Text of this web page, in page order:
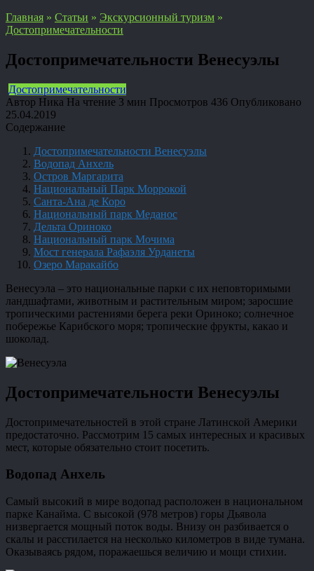
Главная » Статьи » Экскурсионный туризм »
Достопримечательности
Достопримечательности Венесуэлы
Достопримечательности
Автор Ника На чтение 3 мин Просмотров 436 Опубликовано
25.04.2019
Содержание
Достопримечательности Венесуэлы
Водопад Анхель
Остров Маргарита
Национальный Парк Моррокой
Санта-Ана де Коро
Национальный парк Меданос
Дельта Ориноко
Национальный парк Мочима
Мост генерала Рафаэля Урданеты
Озеро Маракайбо
Венесуэла – это национальные парки с их неповторимыми
ландшафтами, животным и растительным миром; заросшие
тропическими растениями берега реки Ориноко; солнечное
побережье Карибского моря; тропические фрукты, какао и
шоколад.
Достопримечательности Венесуэлы
Достопримечательностей в этой стране Латинской Америки
предостаточно. Рассмотрим 15 самых интересных и красивых
мест, которые обязательно стоит посетить.
Водопад Анхель
Самый высокий в мире водопад расположен в национальном
парке Канайма. С высокой (978 метров) горы Дьявола
низвергается мощный поток воды. Внизу он разбивается о
скалы и расстилается на несколько километров в виде тумана.
Оказываясь рядом, поражаешься величию и мощи стихии.